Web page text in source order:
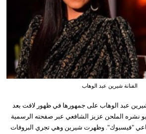
الفنانة شيرين عبد الوهاب
عبد الوهاب على جمهورها في ظهور لافت بعد
نشره الملحن عزيز الشافعي عبر صفحته الرسمية
"فيسبوك". وظهرت شيرين وهي تجري البروفات